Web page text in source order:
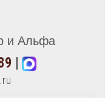
и Альфа